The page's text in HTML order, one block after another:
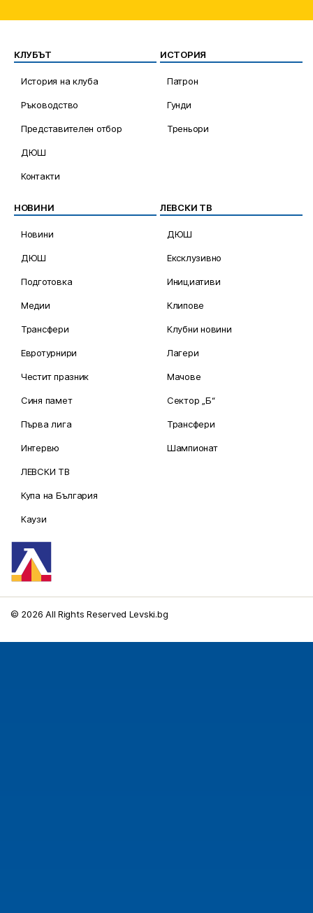
КЛУБЪТ
История на клуба
Ръководство
Представителен отбор
ДЮШ
Контакти
ИСТОРИЯ
Патрон
Гунди
Треньори
НОВИНИ
Новини
ДЮШ
Подготовка
Медии
Трансфери
Евротурнири
Честит празник
Синя памет
Първа лига
Интервю
ЛЕВСКИ ТВ
Купа на България
Каузи
ЛЕВСКИ ТВ
ДЮШ
Ексклузивно
Инициативи
Клипове
Клубни новини
Лагери
Мачове
Сектор „Б“
Трансфери
Шампионат
© 2026 All Rights Reserved Levski.bg